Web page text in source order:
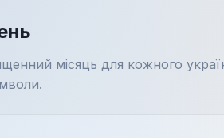
місяць для кожного